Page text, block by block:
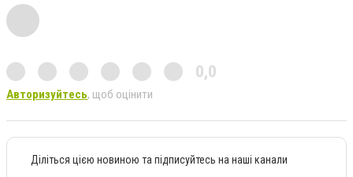
0,0
Авторизуйтесь, щоб оцінити
Діліться цією новиною та підписуйтесь на наші канали